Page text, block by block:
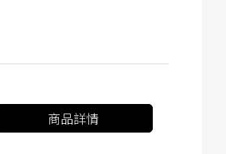
商品詳情